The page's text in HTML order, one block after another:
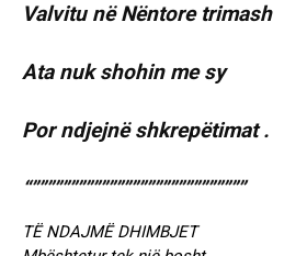
Valvitu në Nëntore trimash
Ata nuk shohin me sy
Por ndjejnë shkrepëtimat .
“””””””””””””””””””””””””””””
TË NDAJMË DHIMBJET